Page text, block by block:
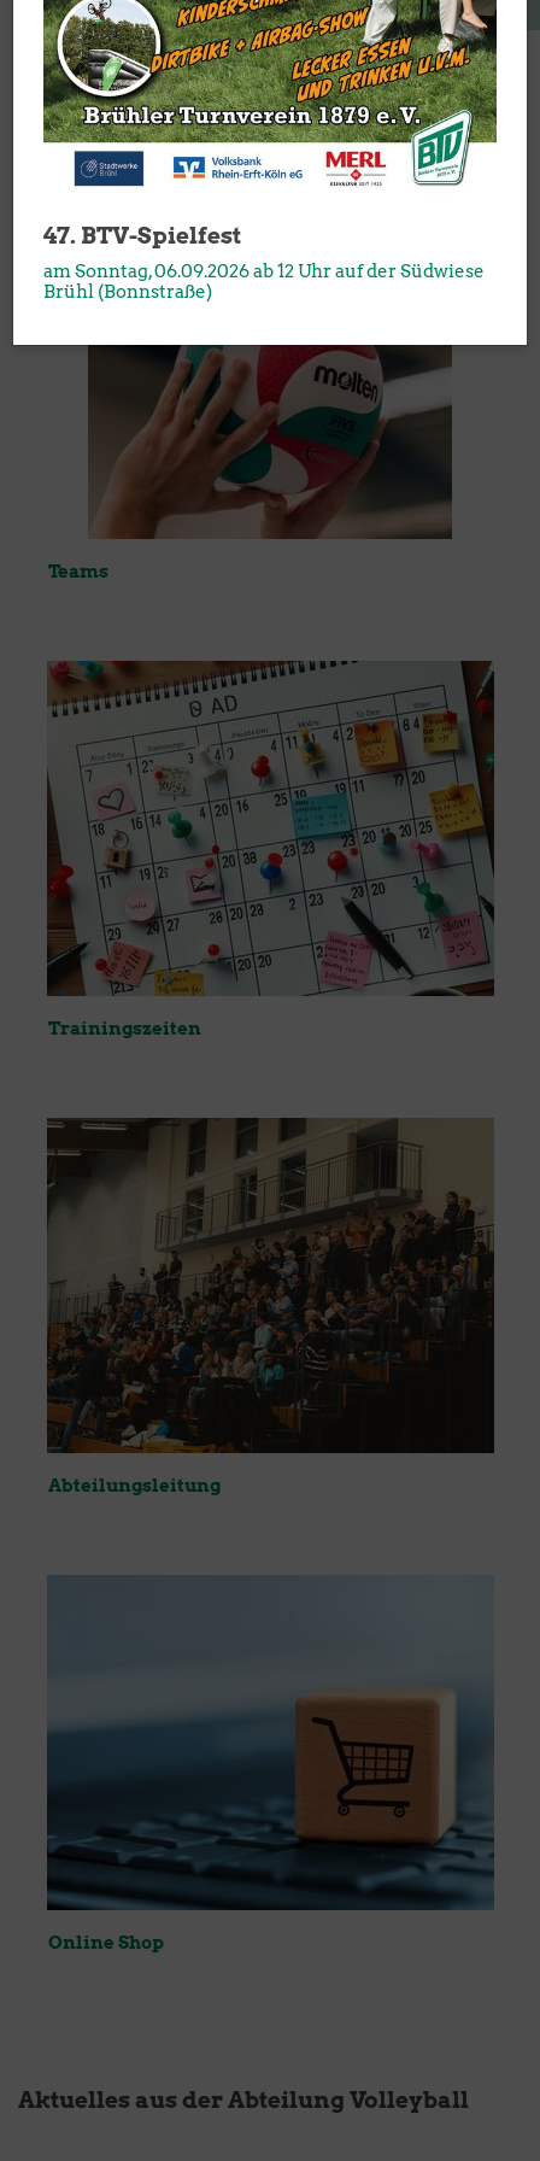
Volleyball im Brühler Turnverein
Herzlich Willkommen
Teams
Trainingszeiten
Abteilungsleitung
Online Shop
Aktuelles aus der Abteilung Volleyball
47. BTV-Spielfest
am Sonntag, 06.09.2026 ab 12 Uhr auf der Südwiese
Brühl (Bonnstraße)